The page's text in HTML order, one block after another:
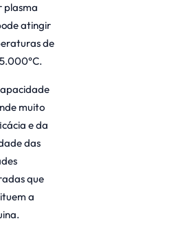
plasma
atingir
de
muito
e da
das
que
a